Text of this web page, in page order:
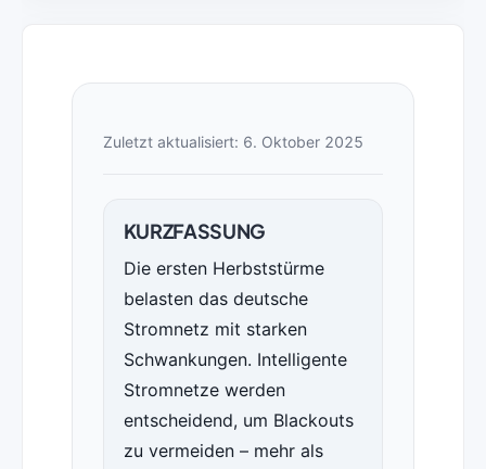
Zuletzt aktualisiert: 6. Oktober 2025
KURZFASSUNG
Die ersten Herbststürme
belasten das deutsche
Stromnetz mit starken
Schwankungen. Intelligente
Stromnetze werden
entscheidend, um Blackouts
zu vermeiden – mehr als